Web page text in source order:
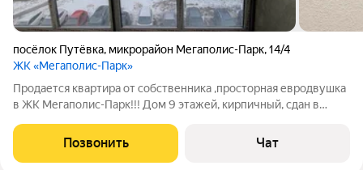
посёлок Путёвка, микрорайон Мегаполис-Парк,14/4
ЖК «Мегаполис-Парк»
Продается квартира от собственника ,просторная евродвушка
в ЖК Мегаполис-Парк!!! Дом 9 этажей, кирпичный, сдан в
благоустроенная территория Удачная планировка квартиры:
большая кухня-гостиная с выходом
Позвонить Чат